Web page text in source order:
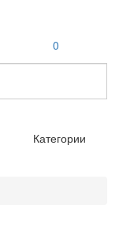
0
Категории